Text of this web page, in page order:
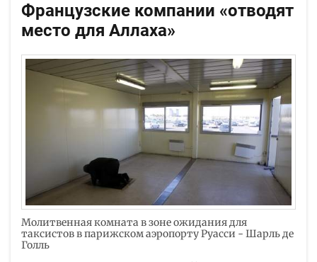
Французские компании «отводят
место для Аллаха»
Молитвенная комната в зоне ожидания для
таксистов в парижском аэропорту Руасси - Шарль де
Голль